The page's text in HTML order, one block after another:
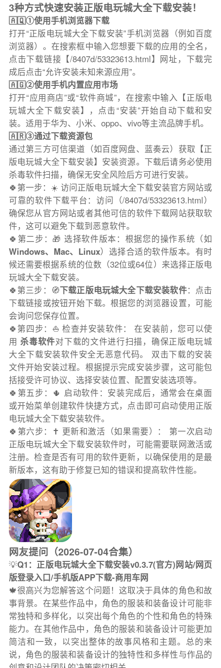
3种方式快速安装正版电玩城大全下载安装！
🇦🇶①使用手机浏览器下载
打开“正版电玩城大全下载安装”手机浏览器（例如百度
浏览器）。在搜索框中输入您想要下载的应用的全名，
点击下载链接【/8407d/53323613.html】网址，下载完
成后点击“允许安装未知来源应用”。
🇦🇬②使用手机内置应用市场
打开“应用商店”或“软件商城”，在搜索中输入【正版电
玩城大全下载安装】，点击“安装”开始自动下载和安
装。适用于华为、小米、oppo、vivo等主流品牌手机。
🇦🇷③通过下载资源包
通过第三方可信渠道（如百度网盘、蓝奏云）获取【正
版电玩城大全下载安装】安装资源。下载后请务必使用
杀毒软件扫描，确保无安全风险后方可进行安装。
🍀第一步：☀️ 访问正版电玩城大全下载安装官方网站或
可靠的软件下载平台：访问（/8407d/53323613.html）
确保您从官方网站或者其他可信的软件下载网站获取软
件，这可以避免下载到恶意软件。
🍀第二步：🎁 选择软件版本：根据您的操作系统（如
Windows、Mac、Linux）选择合适的软件版本。有时
候还需要根据系统的位数（32位或64位）来选择正版电
玩城大全下载安装。
🍀第三步：🧭下载正版电玩城大全下载安装软件：点击
下载链接或按钮开始下载。根据您的浏览器设置，可能
会询问您保存位置。
🍀第四步：⛵️ 检查并安装软件： 在安装前，您可以使
用杀毒软件对下载的文件进行扫描，确保正版电玩城
大全下载安装软件安全无恶意代码。 双击下载的安装
文件开始安装过程。根据提示完成安装步骤，这可能包
括接受许可协议、选择安装位置、配置安装选项等。
🍀第五步：🌵 启动软件：安装完成后，通常会在桌面
或开始菜单创建软件快捷方式，点击即可启动使用正版
电玩城大全下载安装软件。
🍀第六步：✝️ 更新和激活（如果需要）： 第一次启动
正版电玩城大全下载安装软件时，可能需要联网激活或
注册。检查是否有可用的软件更新，以确保使用的是最
新版本，这有助于修复已知的错误和提高软件性能。
网友提问（2026-07-04合集）
💡Q1：正版电玩城大全下载安装v0.3.7(官方)网站/网页
版登录入口/手机版APP下载-商用车网
🍁很高兴为您解答这个问题！这取决于具体的角色和故
事背景。在某些作品中，角色的服装和装备设计可能非
常独特和多样化，以突出每个角色的个性和角色的特殊
能力。在其他作品中，角色的服装和装备设计可能更加
简洁和一致，以突出整体的故事风格和主题。总的来
说，角色的服装和装备设计的独特性和多样性与作品的